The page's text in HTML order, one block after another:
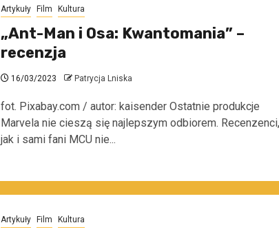
Artykuły Film Kultura
„Ant-Man i Osa: Kwantomania” –
recenzja
16/03/2023 Patrycja Lniska
fot. Pixabay.com / autor: kaisender Ostatnie produkcje
Marvela nie cieszą się najlepszym odbiorem. Recenzenci,
jak i sami fani MCU nie...
Artykuły Film Kultura